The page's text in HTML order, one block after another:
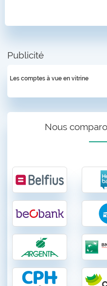
Publicité
Les comptes à vue en vitrine
Nous